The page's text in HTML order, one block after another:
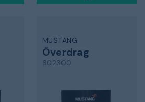
MUSTANG
Överdrag
602300